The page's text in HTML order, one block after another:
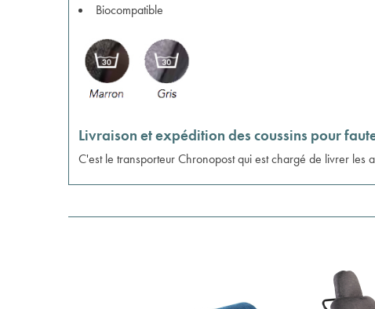
Biocompatible
Livraison et expédition des coussins pour
C'est le transporteur Chronopost qui est chargé de livrer les